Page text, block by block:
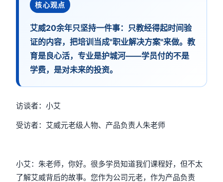
核心观点
艾威20余年只坚持一件事：只教经得起时间验
证的内容，把培训当成"职业解决方案"来做。教
育是良心活，专业是护城河——学员付的不是
学费，是对未来的投资。
访谈者：小艾
受访者：艾威元老级人物、产品负责人朱老师
小艾：朱老师，你好。很多学员知道我们课程好，但不太
了解艾威背后的故事。您作为公司元老，作为产品负责